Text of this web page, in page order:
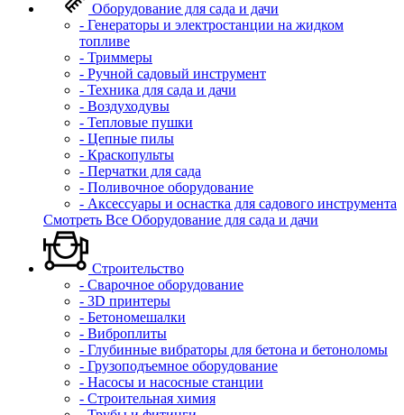
Оборудование для сада и дачи
- Генераторы и электростанции на жидком
топливе
- Триммеры
- Ручной садовый инструмент
- Техника для сада и дачи
- Воздуходувы
- Тепловые пушки
- Цепные пилы
- Краскопульты
- Перчатки для сада
- Поливочное оборудование
- Аксессуары и оснастка для садового инструмента
Смотреть Все Оборудование для сада и дачи
Строительство
- Сварочное оборудование
- 3D принтеры
- Бетономешалки
- Виброплиты
- Глубинные вибраторы для бетона и бетоноломы
- Грузоподъемное оборудование
- Насосы и насосные станции
- Строительная химия